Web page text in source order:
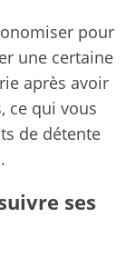
pour
une certaine
après avoir
ce qui vous
de détente
ses